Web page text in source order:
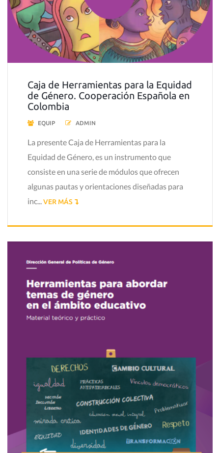
Caja de Herramientas para la Equidad
de Género. Cooperación Española en
Colombia
EQUIP ADMIN
La presente Caja de Herramientas para la
Equidad de Género, es un instrumento que
consiste en una serie de módulos que ofrecen
algunas pautas y orientaciones diseñadas para
inc... VER MÁS